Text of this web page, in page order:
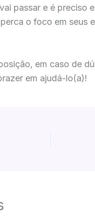
passar e é preciso
o foco em seus
em caso de
em ajudá-lo(a)!